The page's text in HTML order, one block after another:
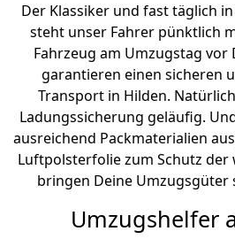
Der Klassiker und fast täglich
steht unser Fahrer pünktlich
Fahrzeug am Umzugstag vor
garantieren einen sicheren
Transport in Hilden.
Ladungssicherung geläufig.
ausreichend Packmaterialien
Luftpolsterfolie zum Schutz
bringen Deine Umzugsgüter
Umzugshelfer